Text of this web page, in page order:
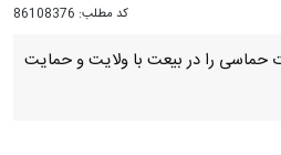
کد مطلب: 86108376
حماسی را در بیعت با ولایت و حمایت